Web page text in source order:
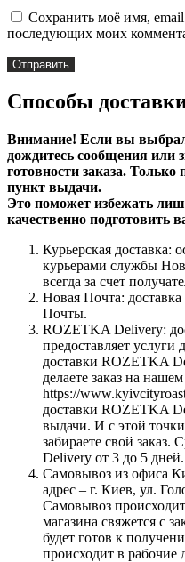
Сохранить моё имя, email
последующих моих
Способы
Внимание! Если вы
дождитесь сообщения или
готовности заказа. Только
пункт выдачи.
Это поможет избежать
качественно подготовить
Курьерская доставка:
курьерами службы
всегда за счет
Новая Почта:
Почты.
ROZETKA Delivery:
предоставляет услуги
доставки ROZETKA
делаете заказ на
https://
доставки ROZETKA
выдачи. И с этой
забираете свой заказ.
Delivery от 3 до 5 дней.
Самовывоз из офиса
адрес – г. Киев, ул.
Самовывоз
магазина свяжется с
будет готов к
происходит в рабочие